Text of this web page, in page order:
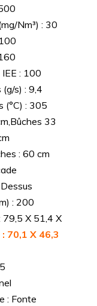
Nm³) : 30
: 100
s) : 9,4
(°C) : 305
33
: 60 cm
: 200
79,5 X 51,4 X
70,1 X 46,3
: Fonte